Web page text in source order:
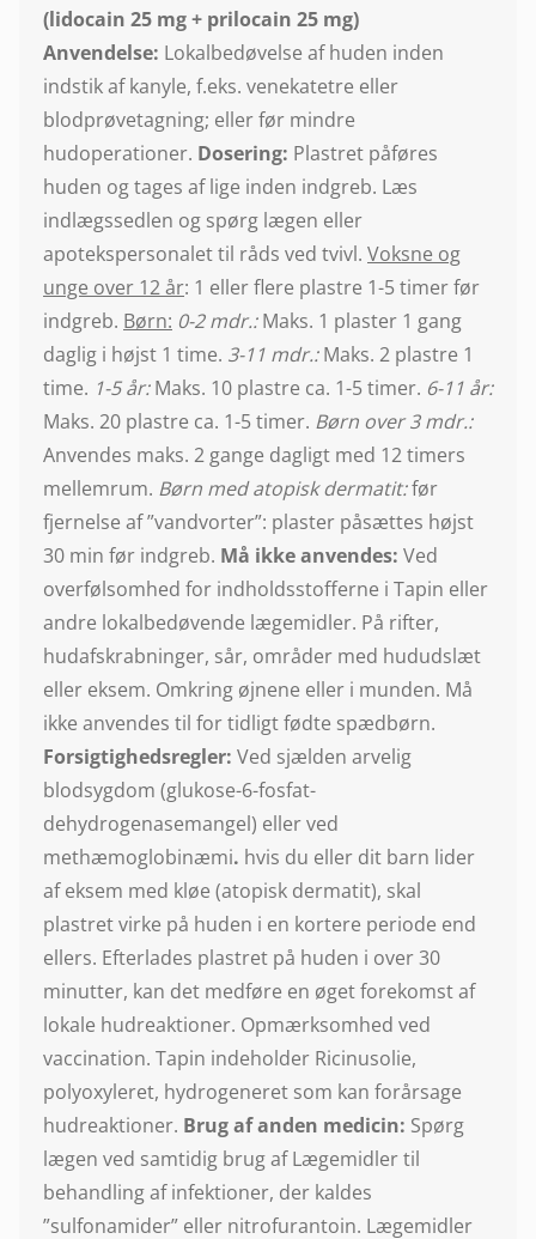
(lidocain 25 mg + prilocain 25 mg)
Anvendelse: Lokalbedøvelse af huden inden
indstik af kanyle, f.eks. venekatetre eller
blodprøvetagning; eller før mindre
hudoperationer. Dosering: Plastret påføres
huden og tages af lige inden indgreb. Læs
indlægssedlen og spørg lægen eller
apotekspersonalet til råds ved tvivl. Voksne og
unge over 12 år: 1 eller flere plastre 1-5 timer før
indgreb. Børn: 0-2 mdr.:Maks. 1 plaster 1 gang
daglig i højst 1 time. 3-11 mdr.:Maks. 2 plastre 1
time. 1-5 år:Maks. 10 plastre ca. 1-5 timer. 6-11 år:
Maks. 20 plastre ca. 1-5 timer. Børn over 3 mdr.:
Anvendes maks. 2 gange dagligt med 12 timers
mellemrum. Børn med atopisk dermatit:før
fjernelse af ”vandvorter”: plaster påsættes højst
30 min før indgreb. Må ikke anvendes: Ved
overfølsomhed for indholdsstofferne i Tapin eller
andre lokalbedøvende lægemidler. På rifter,
hudafskrabninger, sår, områder med hududslæt
eller eksem. Omkring øjnene eller i munden. Må
ikke anvendes til for tidligt fødte spædbørn.
Forsigtighedsregler: Ved sjælden arvelig
blodsygdom (glukose-6-fosfat-
dehydrogenasemangel) eller ved
methæmoglobinæmi. hvis du eller dit barn lider
af eksem med kløe (atopisk dermatit), skal
plastret virke på huden i en kortere periode end
ellers. Efterlades plastret på huden i over 30
minutter, kan det medføre en øget forekomst af
lokale hudreaktioner. Opmærksomhed ved
vaccination. Tapin indeholder Ricinusolie,
polyoxyleret, hydrogeneret som kan forårsage
hudreaktioner. Brug af anden medicin: Spørg
lægen ved samtidig brug af Lægemidler til
behandling af infektioner, der kaldes
”sulfonamider” eller nitrofurantoin. Lægemidler